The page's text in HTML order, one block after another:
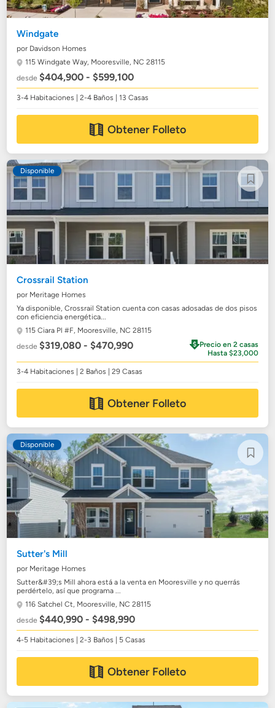
Windgate
por Davidson Homes
115 Windgate Way, Mooresville, NC 28115
desde$404,900 - $599,100
3-4 Habitaciones | 2-4 Baños | 13 Casas
Obtener Folleto
Disponible
Crossrail Station
por Meritage Homes
Ya disponible, Crossrail Station cuenta con casas adosadas de dos pisos
con eficiencia energética...
115 Ciara Pl #F, Mooresville, NC 28115
desde$319,080 - $470,990
Precio en 2 casas
Hasta $23,000
3-4 Habitaciones | 2 Baños | 29 Casas
Obtener Folleto
Disponible
Sutter's Mill
por Meritage Homes
Sutter&#39;s Mill ahora está a la venta en Mooresville y no querrás
perdértelo, así que programa ...
116 Satchel Ct, Mooresville, NC 28115
desde$440,990 - $498,990
4-5 Habitaciones | 2-3 Baños | 5 Casas
Obtener Folleto